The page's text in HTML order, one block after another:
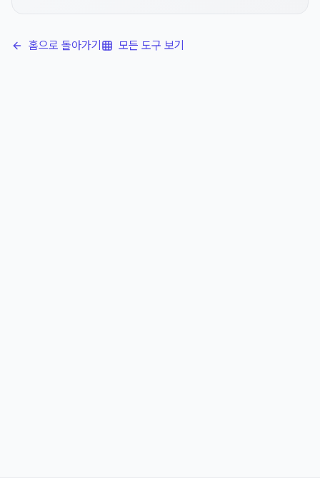
홈으로 돌아가기 모든 도구 보기